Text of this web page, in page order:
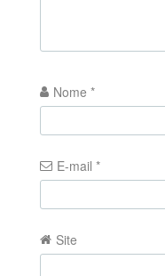
Nome *
E-mail *
Site